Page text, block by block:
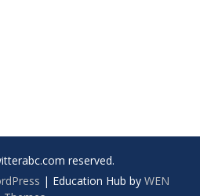
reserved.
| Education Hub by WEN